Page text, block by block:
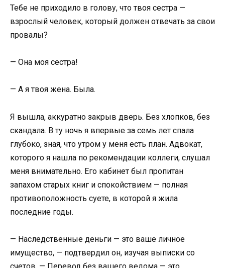
Тебе не приходило в голову, что твоя сестра —
взрослый человек, который должен отвечать за свои
провалы?
— Она моя сестра!
— А я твоя жена. Была.
Я вышла, аккуратно закрыв дверь. Без хлопков, без
скандала. В ту ночь я впервые за семь лет спала
глубоко, зная, что утром у меня есть план. Адвокат,
которого я нашла по рекомендации коллеги, слушал
меня внимательно. Его кабинет был пропитан
запахом старых книг и спокойствием — полная
противоположность суете, в которой я жила
последние годы.
— Наследственные деньги — это ваше личное
имущество, — подтвердил он, изучая выписки со